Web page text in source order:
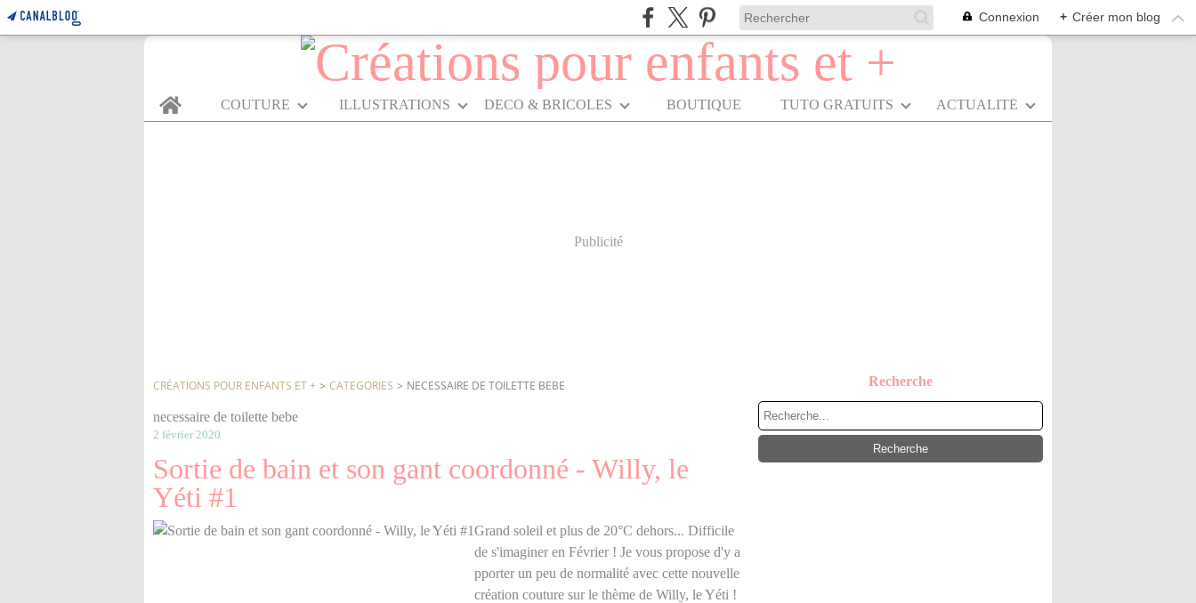
Connexion + Créer mon blog
Home
COUTURE ILLUSTRATIONS DECO & BRICOLES BOUTIQUE TUTO GRATUITS ACTUALITÉ
Publicité
CRÉATIONS POUR ENFANTS ET + > CATEGORIES > NECESSAIRE DE TOILETTE BEBE
necessaire de toilette bebe
2 février 2020
Sortie de bain et son gant coordonné - Willy, le
Yéti #1
Grand soleil et plus de 20°C dehors... Difficile
de s'imaginer en Février ! Je vous propose d'y a
pporter un peu de normalité avec cette nouvelle
création couture sur le thème de Willy, le Yéti !
Recherche